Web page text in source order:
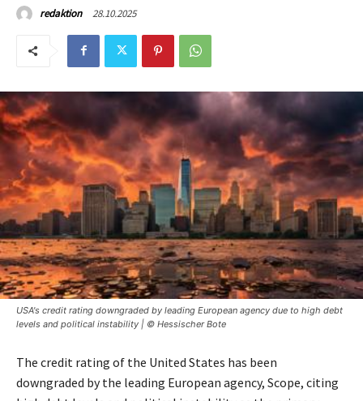
redaktion 28.10.2025
USA's credit rating downgraded by leading European agency due to high debt
levels and political instability | © Hessischer Bote
The credit rating of the United States has been
downgraded by the leading European agency, Scope, citing